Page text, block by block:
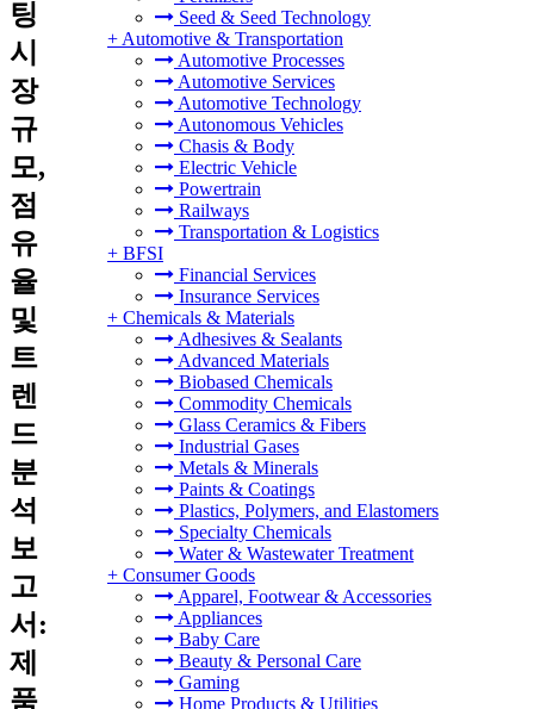
Seed & Seed Technology
+ Automotive & Transportation
Automotive Processes
Automotive Services
Automotive Technology
Autonomous Vehicles
Chasis & Body
Electric Vehicle
Powertrain
Railways
Transportation & Logistics
+ BFSI
Financial Services
Insurance Services
+ Chemicals & Materials
Adhesives & Sealants
Advanced Materials
Biobased Chemicals
Commodity Chemicals
Glass Ceramics & Fibers
Industrial Gases
Metals & Minerals
Paints & Coatings
Plastics, Polymers, and Elastomers
Specialty Chemicals
Water & Wastewater Treatment
+ Consumer Goods
Apparel, Footwear & Accessories
Appliances
Baby Care
Beauty & Personal Care
Gaming
Home Products & Utilities
팅
시
장
규
모,
점
유
율
및
트
렌
드
분
석
보
고
서:
제
품